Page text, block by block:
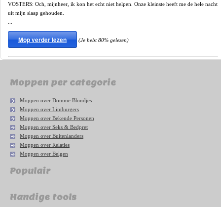
VOSTERS: Och, mijnheer, ik kon het echt niet helpen. Onze kleinste heeft me de hele nacht
uit mijn slaap gehouden.
Mop verder lezen (Je hebt 80% gelezen)
Moppen per categorie
Moppen over Domme Blondjes
Moppen over Limburgers
Moppen over Bekende Personen
Moppen over Seks & Bedpret
Moppen over Buitenlanders
Moppen over Relaties
Moppen over Belgen
Populair
Handige tools